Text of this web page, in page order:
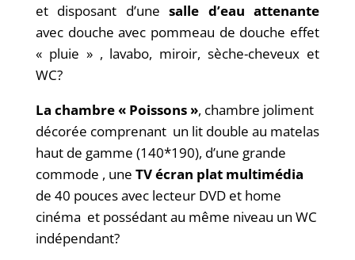
et disposant d’unesalle d’eau attenante
avec douche avec pommeau de douche effet
« pluie » , lavabo, miroir, sèche-cheveux et
WC?
La chambre « Poissons », chambre joliment
décorée comprenant un lit double au matelas
haut de gamme (140*190), d’une grande
commode , une TV écran plat multimédia
de 40 pouces avec lecteur DVD et home
cinéma et possédant au même niveau un WC
indépendant?